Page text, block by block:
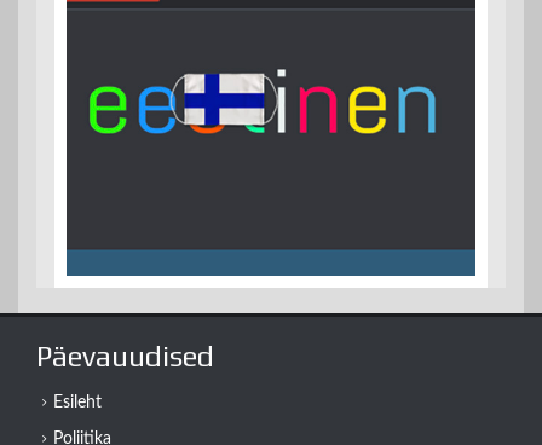
Päevauudised
Esileht
Poliitika